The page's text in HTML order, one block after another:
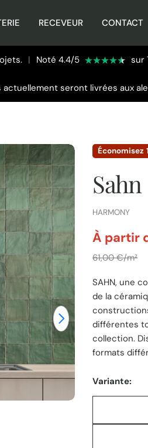
RECEVEUR CONTACT
| Noté 4.4/5 sur
seront livrées aux
Ouvrir le média
Économisez
Sahn
FOURNISSEUR:
HARMONY
Prix
unitaire
par
À partir
61,00 €/m²
SAHN, une
de la
différentes
collection.
formats
Variante: